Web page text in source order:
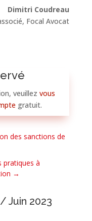
Dimitri Coudreau
Focal Avocat
veuillezvous
gratuit.
des sanctions de
pratiques à
→
Juin 2023